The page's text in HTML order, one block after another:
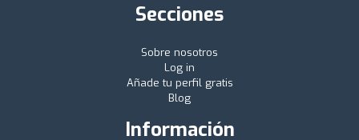
Secciones
Sobre nosotros
Log in
Añade tu perfil gratis
Blog
Información